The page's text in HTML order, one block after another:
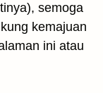
semoga
kemajuan
ini atau